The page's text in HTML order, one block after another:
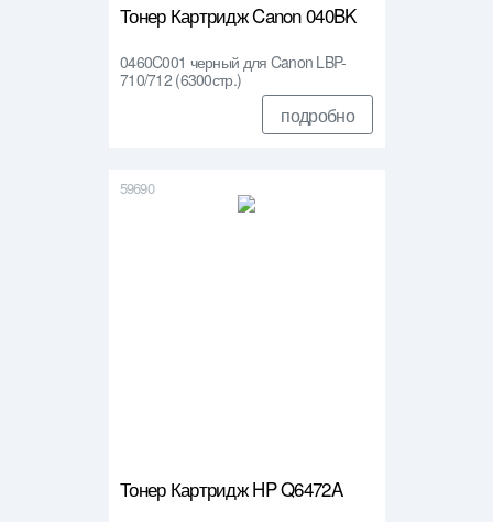
Тонер Картридж Canon 040BK
0460C001 черный для Canon LBP-
710/712 (6300стр.)
подробно
59690
Тонер Картридж HP Q6472A